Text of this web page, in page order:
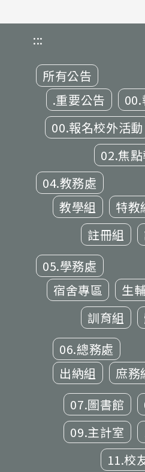
:::
所有公告
.重要公告
00.報名校外活動
02.焦
04.教務處
教學組
特教
註冊組
05.學務處
宿舍專區
生
訓育組
06.總務處
出納組
庶務
07.圖書館
09.主計室
11.校